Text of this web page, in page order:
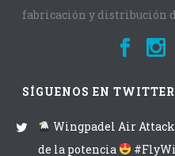
fabricación y distribución
SÍGUENOS EN TWITTER
Wingpadel Air Attack
de la potencia